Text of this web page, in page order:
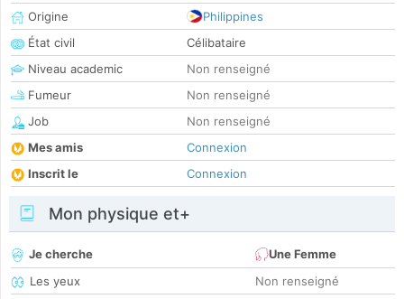
Origine
Philippines
État civil
Célibataire
Niveau academic
Non renseigné
Fumeur
Non renseigné
Job
Non renseigné
Mes amis
Connexion
Inscrit le
Connexion
Mon physique et+
Je cherche
Une Femme
Les yeux
Non renseigné